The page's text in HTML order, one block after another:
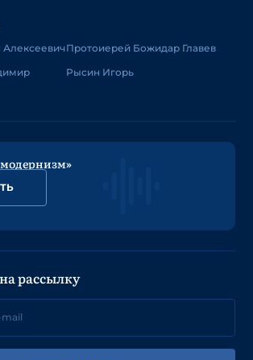
Протоиерей Божидар Главев
Рысин Игорь
рассылку